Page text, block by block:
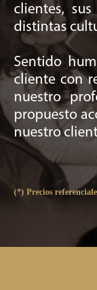
clientes,
distintas
Sentido
cliente con
nuestro
propuesto
nuestro
(*) Precios